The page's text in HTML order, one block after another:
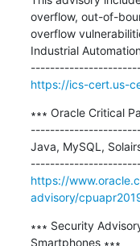
overflow, out-of-
overflow
Industrial
https://ics-cert.us-
∗∗∗ Oracle Critical
Java, MySQL,
https://
advisory/
∗∗∗ Security
Smartphones ∗∗∗